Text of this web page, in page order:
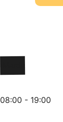
08:00 - 19:00